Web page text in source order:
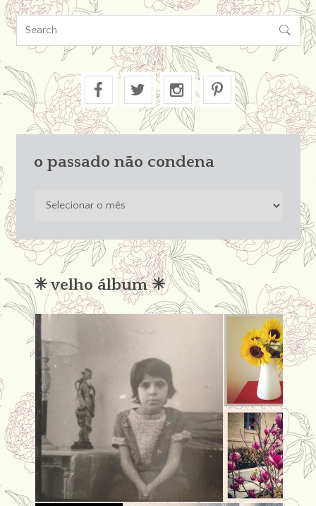

o passado não condena
condena
✳︎ velho álbum ✳︎